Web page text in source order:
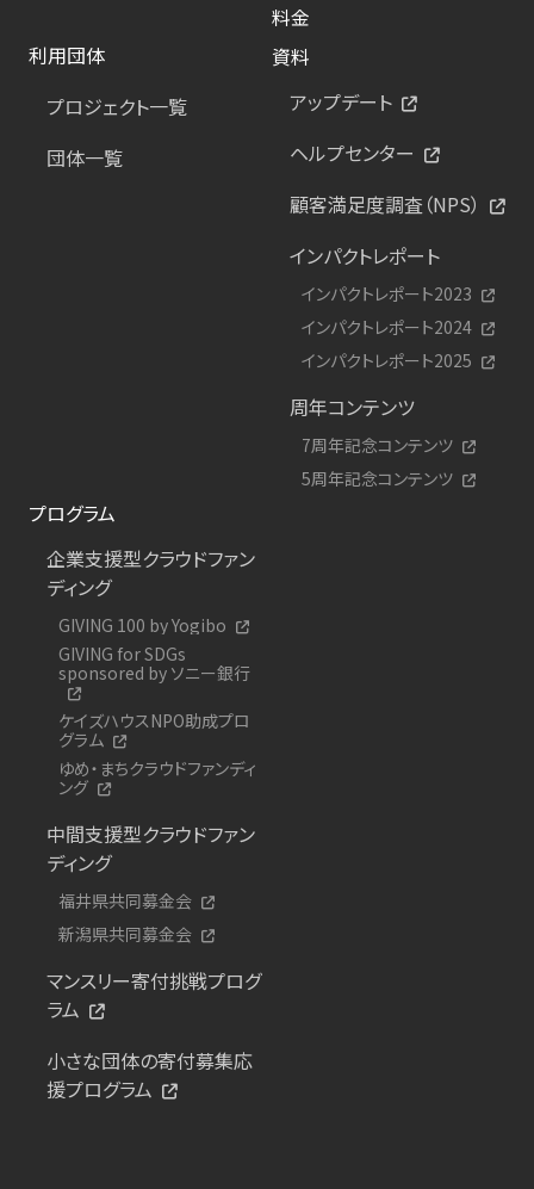
料金
利用団体
プロジェクト一覧
団体一覧
資料
アップデート
ヘルプセンター
顧客満足度調査（NPS）
インパクトレポート
インパクトレポート2023
インパクトレポート2024
インパクトレポート2025
周年コンテンツ
7周年記念コンテンツ
5周年記念コンテンツ
プログラム
企業支援型クラウドファン
ディング
GIVING 100 by Yogibo
GIVING for SDGs
sponsored by ソニー銀行
ケイズハウスNPO助成プロ
グラム
ゆめ・まちクラウドファンディ
ング
中間支援型クラウドファン
ディング
福井県共同募金会
新潟県共同募金会
マンスリー寄付挑戦プログ
ラム
小さな団体の寄付募集応
援プログラム